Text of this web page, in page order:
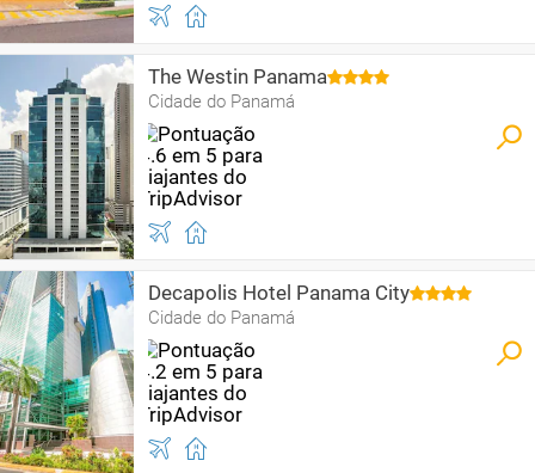
The Westin Panama
Cidade do Panamá
Decapolis Hotel Panama City
Cidade do Panamá